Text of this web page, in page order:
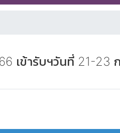
เข้ารับฯวันที่ 21-23